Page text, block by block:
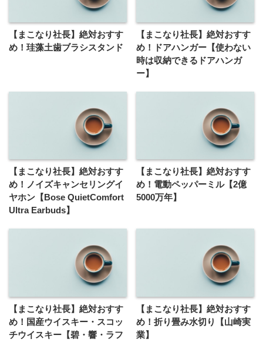
【まこなり社長】絶対おすす
め！珪藻土歯ブラシスタンド
【まこなり社長】絶対おすす
め！ドアハンガー【使わない
時は収納できるドアハンガ
ー】
【まこなり社長】絶対おすす
め！ノイズキャンセリングイ
ヤホン【Bose QuietComfort
Ultra Earbuds】
【まこなり社長】絶対おすす
め！電動ペッパーミル【2億
5000万年】
【まこなり社長】絶対おすす
め！国産ウイスキー・スコッ
チウイスキー【碧・響・ラフ
【まこなり社長】絶対おすす
め！折り畳み水切り【山崎実
業】